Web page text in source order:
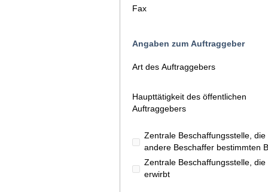
Fax
Angaben zum Auftraggeber
Art des Auftraggebers
Haupttätigkeit des öffentlichen
Auftraggebers
Zentrale Beschaffungsstelle,
andere Beschaffer bestimmten
Zentrale Beschaffungsstelle,
erwirbt